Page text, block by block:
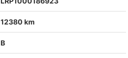
12380 km
B